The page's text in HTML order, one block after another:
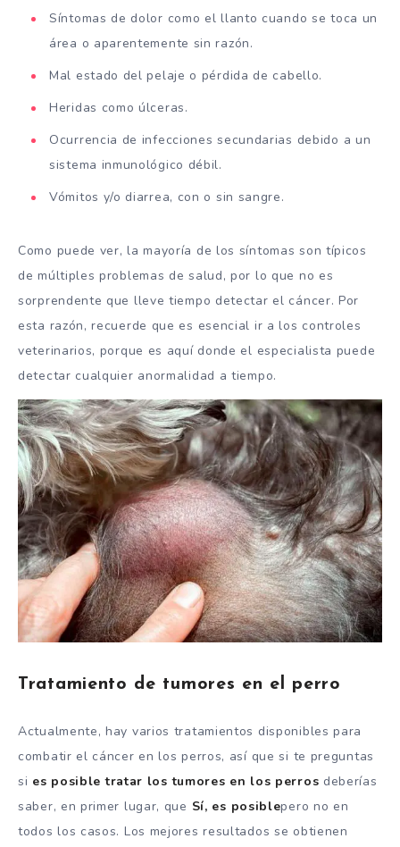
Síntomas de dolor como el llanto cuando se toca un
área o aparentemente sin razón.
Mal estado del pelaje o pérdida de cabello.
Heridas como úlceras.
Ocurrencia de infecciones secundarias debido a un
sistema inmunológico débil.
Vómitos y/o diarrea, con o sin sangre.
Como puede ver, la mayoría de los síntomas son típicos
de múltiples problemas de salud, por lo que no es
sorprendente que lleve tiempo detectar el cáncer. Por
esta razón, recuerde que es esencial ir a los controles
veterinarios, porque es aquí donde el especialista puede
detectar cualquier anormalidad a tiempo.
Tratamiento de tumores en el perro
Actualmente, hay varios tratamientos disponibles para
combatir el cáncer en los perros, así que si te preguntas
si es posible tratar los tumores en los perros deberías
saber, en primer lugar, que Sí, es posiblepero no en
todos los casos. Los mejores resultados se obtienen